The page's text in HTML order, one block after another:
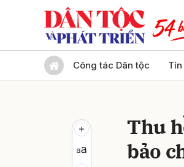
Công tác Dân tộc
Thu
bảo